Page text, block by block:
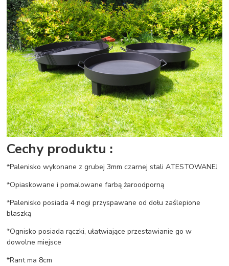
Cechy produktu :
*Palenisko wykonane z grubej 3mm czarnej stali ATESTOWANEJ
*Opiaskowane i pomalowane farbą żaroodporną
*Palenisko posiada 4 nogi przyspawane od dołu zaślepione
blaszką
*Ognisko posiada rączki, ułatwiające przestawianie go w
dowolne miejsce
*Rant ma 8cm